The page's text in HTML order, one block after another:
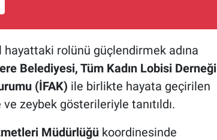
hayattaki rolünü güçlendirmek adına
Belediyesi, Tüm Kadın Lobisi Derneği
(İFAK) ile birlikte hayata geçirilen
zeybek gösterileriyle tanıtıldı.
Müdürlüğü koordinesinde